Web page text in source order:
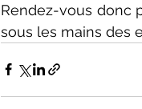
Rendez-vous donc
sous les mains des